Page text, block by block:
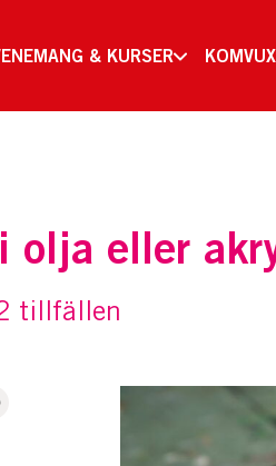
& KURSER KOMVUX
olja eller
tillfällen